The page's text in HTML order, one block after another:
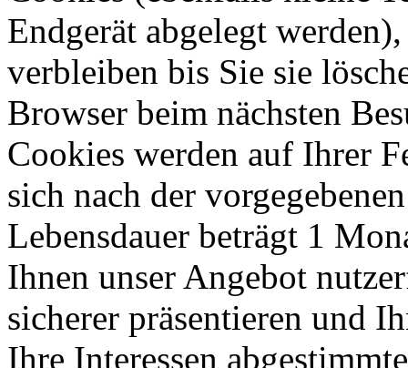
Endgerät abgelegt
verbleiben bis Sie sie
Browser beim nächsten
Cookies werden auf Ihrer
sich nach der
Lebensdauer beträgt 1
Ihnen unser Angebot
sicherer präsentieren und
Ihre Interessen